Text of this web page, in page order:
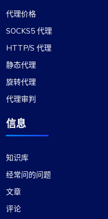
可靠的代理服务
事实证明，此代理服务
非常迅速，全天候客户
可用的国家和子网范围
何需要代理服务的人来
代理价格
SOCKS5 代理
HTTP/S 代理
静态代理
旋转代理
代理审判
信息
知识库
经常问的问题
文章
评论